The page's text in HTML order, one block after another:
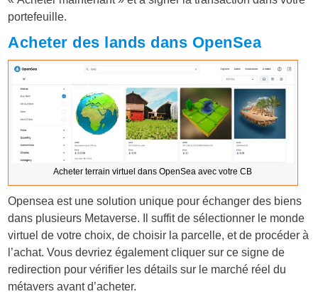
portefeuille.
Acheter des lands dans OpenSea
Acheter terrain virtuel dans OpenSea avec votre CB
Opensea est une solution unique pour échanger des biens
dans plusieurs Metaverse. Il suffit de sélectionner le monde
virtuel de votre choix, de choisir la parcelle, et de procéder à
l’achat. Vous devriez également cliquer sur ce signe de
redirection pour vérifier les détails sur le marché réel du
métavers avant d’acheter.